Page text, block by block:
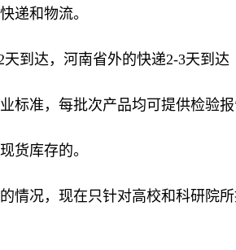
递和物流。
到达，河南省外的快递2-3天到
标准，每批次产品均可提供检验报
货库存的。
情况，现在只针对高校和科研院